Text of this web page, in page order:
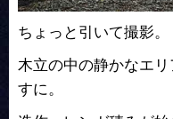
ちょっと引いて撮影。
木立の中の静かなエ
すに。